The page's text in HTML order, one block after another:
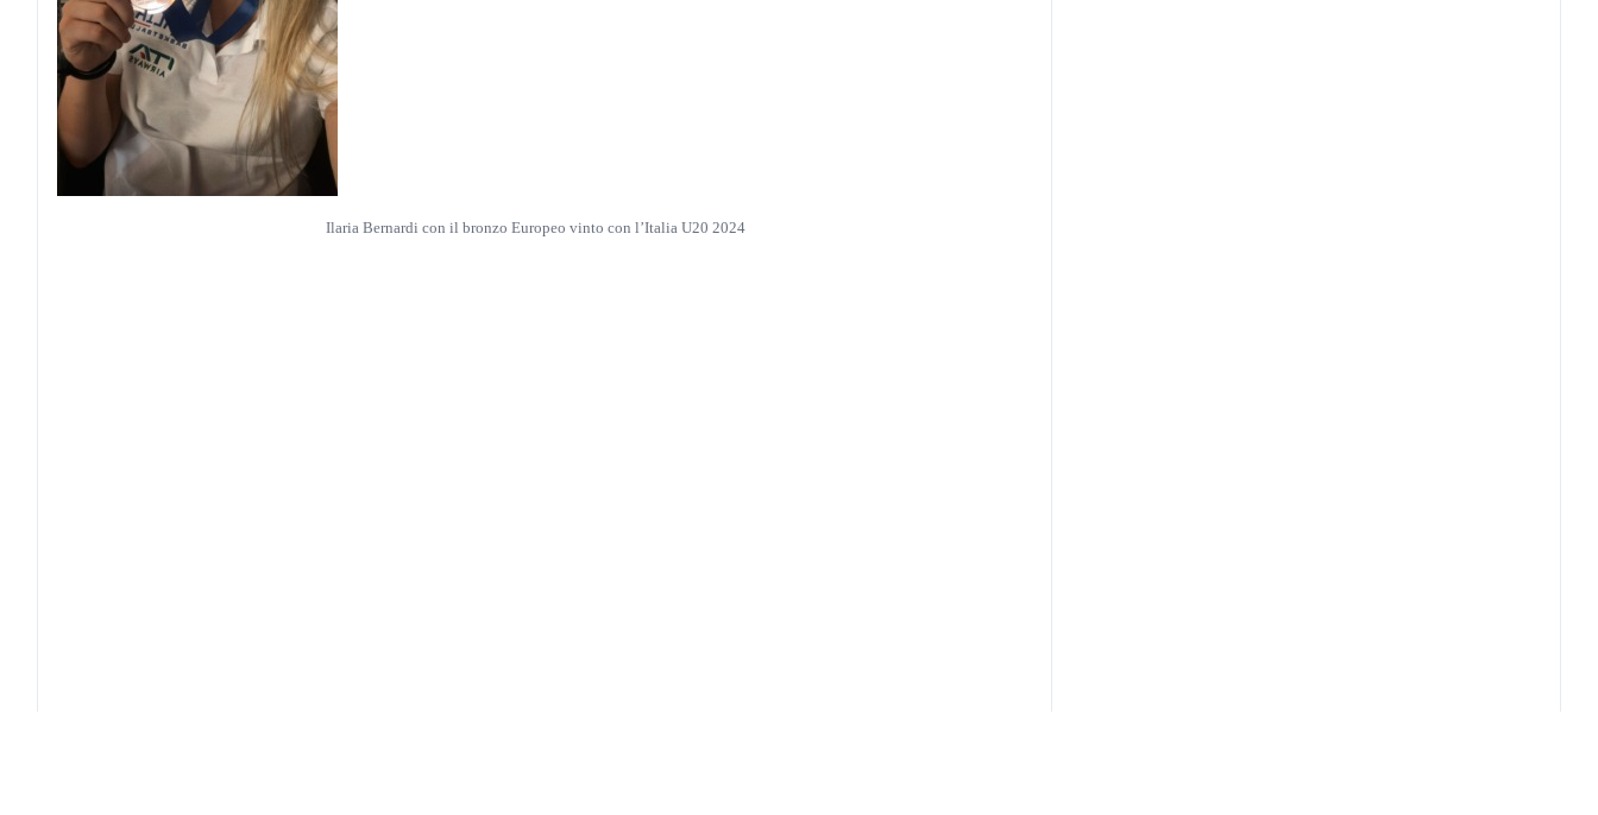
Ilaria Bernardi con il bronzo Europeo vinto con l’Italia U20 2024